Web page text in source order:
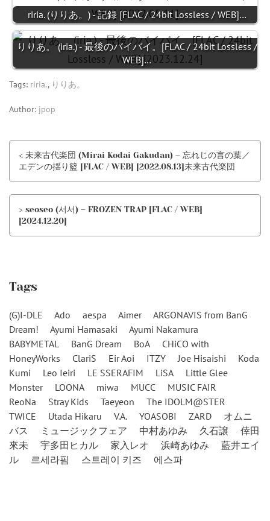
riria. (りりあ。) - 記録 [FLAC / 24bit Lossless / WEB]…
りりあ。 (iria.) - 最後のバイバイ。[FLAC / 24bit Lossless /
WEB]…
Tags: riria., りりあ。
Author: jpop
< 未来古代楽団 (Mirai Kodai Gakudan) – 忘れじの言の葉／
エデンの揺り籃 [FLAC / WEB] [2022.08.13]未来古代楽団
> seoseo (서서) – FROZEN TRAP [FLAC / WEB]
[2024.12.20]
Tags
(G)I-DLE Ado aespa Aimer
ARGONAVIS from BanG
Dream!
Ayumi Hamasaki
Ayumi Nakamura
BABYMETAL
BanG Dream BoA
CHiCO with
HoneyWorks
ClariS Eir Aoi ITZY Joe Hisaishi
Koda
Kumi
Leo Ieiri LE SSERAFIM LiSA
Little Glee
Monster
LOONA miwa MUCC
MUSIC FAIR
ReoNa
Stray Kids Taeyeon
The IDOLM@STER
TWICE
Utada Hikaru V.A. YOASOBI ZARD
オムニ
バス
ミュージックフェア 中村あゆみ 久石譲
倖田
來未
宇多田ヒカル 家入レオ 浜崎あゆみ
藍井エイ
ル
르세라핌 스트레이 키즈 에스파